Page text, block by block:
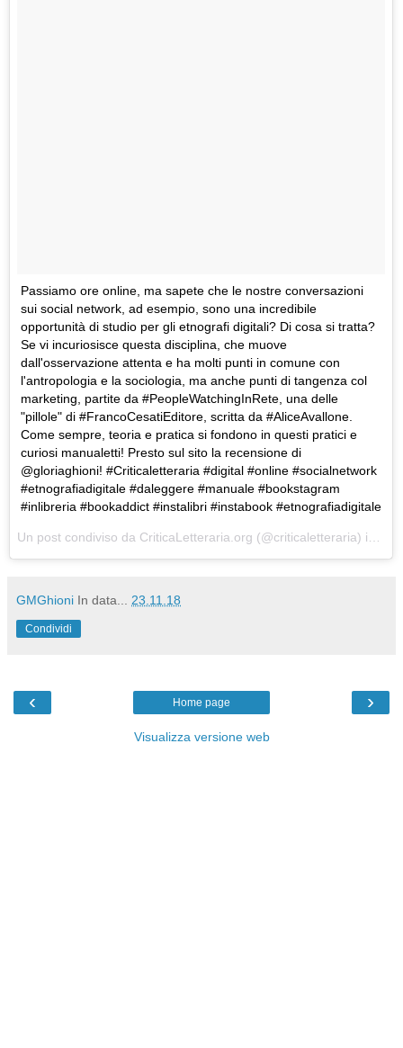
Passiamo ore online, ma sapete che le nostre conversazioni
sui social network, ad esempio, sono una incredibile
opportunità di studio per gli etnografi digitali? Di cosa si tratta?
Se vi incuriosisce questa disciplina, che muove
dall'osservazione attenta e ha molti punti in comune con
l'antropologia e la sociologia, ma anche punti di tangenza col
marketing, partite da #PeopleWatchingInRete, una delle
"pillole" di #FrancoCesatiEditore, scritta da #AliceAvallone.
Come sempre, teoria e pratica si fondono in questi pratici e
curiosi manualetti! Presto sul sito la recensione di
@gloriaghioni! #Criticaletteraria #digital #online #socialnetwork
#etnografiadigitale #daleggere #manuale #bookstagram
#inlibreria #bookaddict #instalibri #instabook #etnografiadigitale
Un post condiviso da CriticaLetteraria.org (@criticaletteraria) in data:
GMGhioni In data... 23.11.18
Condividi
‹ ›
Home page
Visualizza versione web